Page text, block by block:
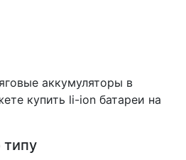
аккумуляторы в
купить li-ion батареи на
типу